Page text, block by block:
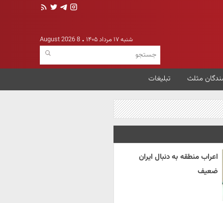
شنبه ۱۷ مرداد ۱۴۰۵ 8 August 2026
مثلث تبلیغات
اعراب منطقه به دنبال ایران
ضعیف